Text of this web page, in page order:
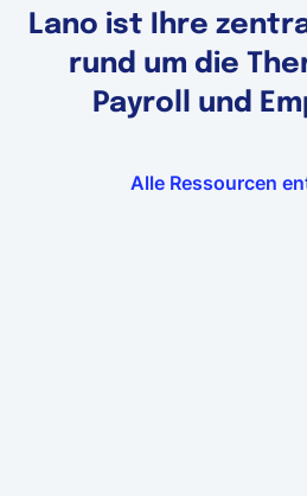
Lano ist Ihre
rund um die
Payroll und
Alle Ressourcen